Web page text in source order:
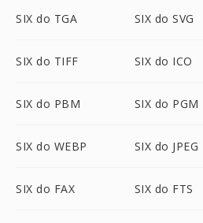
SIX do TGA SIX do SVG
SIX do TIFF SIX do ICO
SIX do PBM SIX do PGM
SIX do WEBP SIX do JPEG
SIX do FAX SIX do FTS